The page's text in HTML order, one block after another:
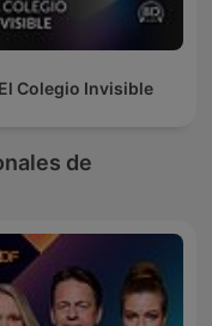
El Colegio Invisible
de